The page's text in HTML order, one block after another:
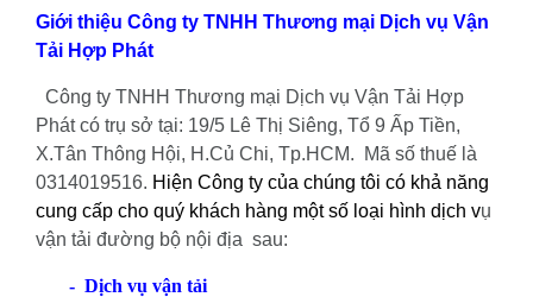
Giới thiệu Công ty TNHH Thương mại Dịch vụ Vận
Tải Hợp Phát
Công ty TNHH Thương mại Dịch vụ Vận Tải Hợp
Phát có trụ sở tại: 19/5 Lê Thị Siêng, Tổ 9 Ấp Tiền,
X.Tân Thông Hội, H.Củ Chi, Tp.HCM. Mã số thuế là
0314019516. Hiện Công ty của chúng tôi có khả năng
cung cấp cho quý khách hàng một số loại hình dịch vụ
vận tải đường bộ nội địa sau:
- Dịch vụ vận tải